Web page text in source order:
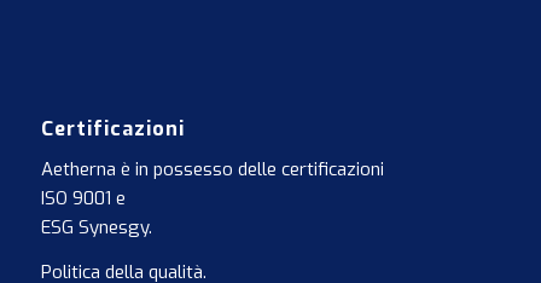
Certificazioni
Aetherna è in possesso delle certificazioni
ISO 9001 e
ESG Synesgy.
Politica della qualità.